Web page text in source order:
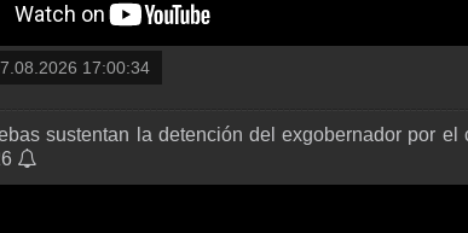
17:00:34
sustentan la detención del exgobernador por